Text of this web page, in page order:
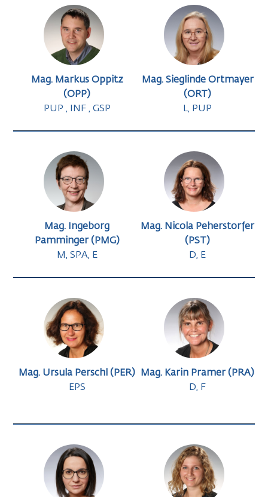
Mag. Markus Oppitz
(OPP)
PUP , INF , GSP
Mag. Sieglinde Ortmayer
(ORT)
L, PUP
Mag. Ingeborg
Pamminger (PMG)
M, SPA, E
Mag. Nicola Peherstorfer
(PST)
D, E
Mag. Ursula Perschl (PER)
EPS
Mag. Karin Pramer (PRA)
D, F